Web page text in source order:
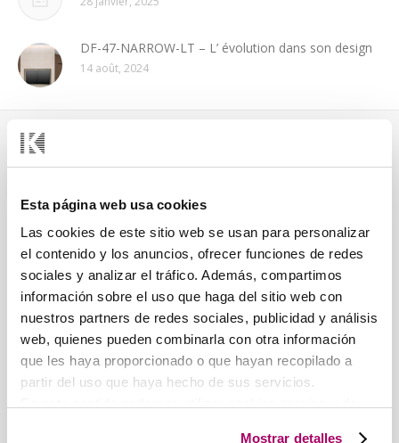
Esta página web usa cookies
Las cookies de este sitio web se usan para personalizar
el contenido y los anuncios, ofrecer funciones de redes
sociales y analizar el tráfico. Además, compartimos
información sobre el uso que haga del sitio web con
nuestros partners de redes sociales, publicidad y análisis
web, quienes pueden combinarla con otra información
que les haya proporcionado o que hayan recopilado a
partir del uso que haya hecho de sus servicios.
Mostrar detalles
DF-47-NARROW-LT – L’ évolution dans son design
14 août, 2024
KOOLAIR, S.L.
Pol. Ind. nº 2 La Fuensanta
C/ Urano, 26
28936 Móstoles
NOS AGENCES
Autriche, Suisse et
l'Allemagne
Koolair PT
Portugal
Koolair BENELUX
Belgique, Pays-Bas et
Luxembourg